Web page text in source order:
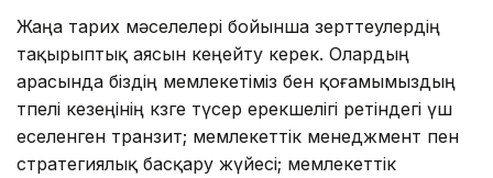
Жаңа тарих мәселелері бойынша зерттеулердің
тақырыптық аясын кеңейту керек. Олардың
арасында біздің мемлекетіміз бен қоғамымыздың
өтпелі кезеңінің көзге түсер ерекшелігі ретіндегі үш
еселенген транзит; мемлекеттік менеджмент пен
стратегиялық басқару жүйесі; мемлекеттік